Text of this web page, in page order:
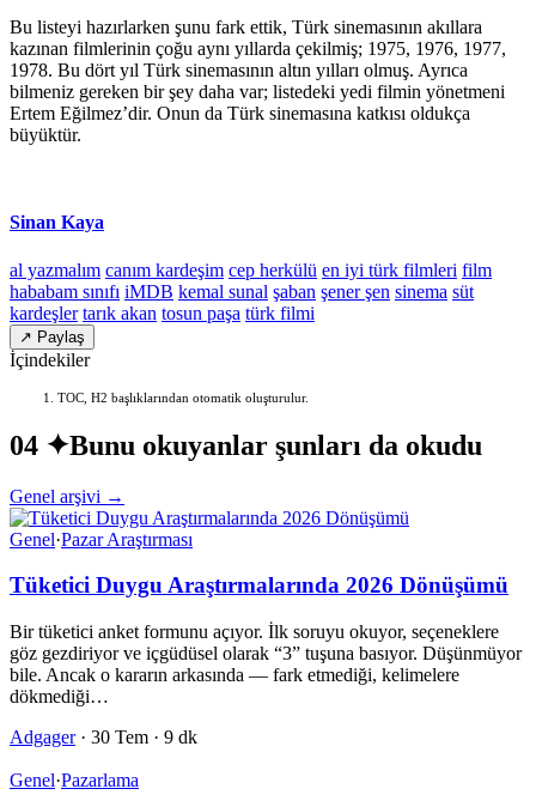
Bu listeyi hazırlarken şunu fark ettik, Türk sinemasının akıllara
kazınan filmlerinin çoğu aynı yıllarda çekilmiş; 1975, 1976, 1977,
1978. Bu dört yıl Türk sinemasının altın yılları olmuş. Ayrıca
bilmeniz gereken bir şey daha var; listedeki yedi filmin yönetmeni
Ertem Eğilmez’dir. Onun da Türk sinemasına katkısı oldukça
büyüktür.
Sinan Kaya
al yazmalım canım kardeşim cep herkülü en iyi türk filmleri film
hababam sınıfı iMDB kemal sunal şaban şener şen sinema süt
kardeşler tarık akan tosun paşa türk filmi
↗ Paylaş
İçindekiler
TOC, H2 başlıklarından otomatik oluşturulur.
04 ✦Bunu okuyanlar şunları da okudu
Genel arşivi →
Genel·Pazar Araştırması
Tüketici Duygu Araştırmalarında 2026 Dönüşümü
Bir tüketici anket formunu açıyor. İlk soruyu okuyor, seçeneklere
göz gezdiriyor ve içgüdüsel olarak “3” tuşuna basıyor. Düşünmüyor
bile. Ancak o kararın arkasında — fark etmediği, kelimelere
dökmediği…
Adgager · 30 Tem · 9 dk
Genel·Pazarlama